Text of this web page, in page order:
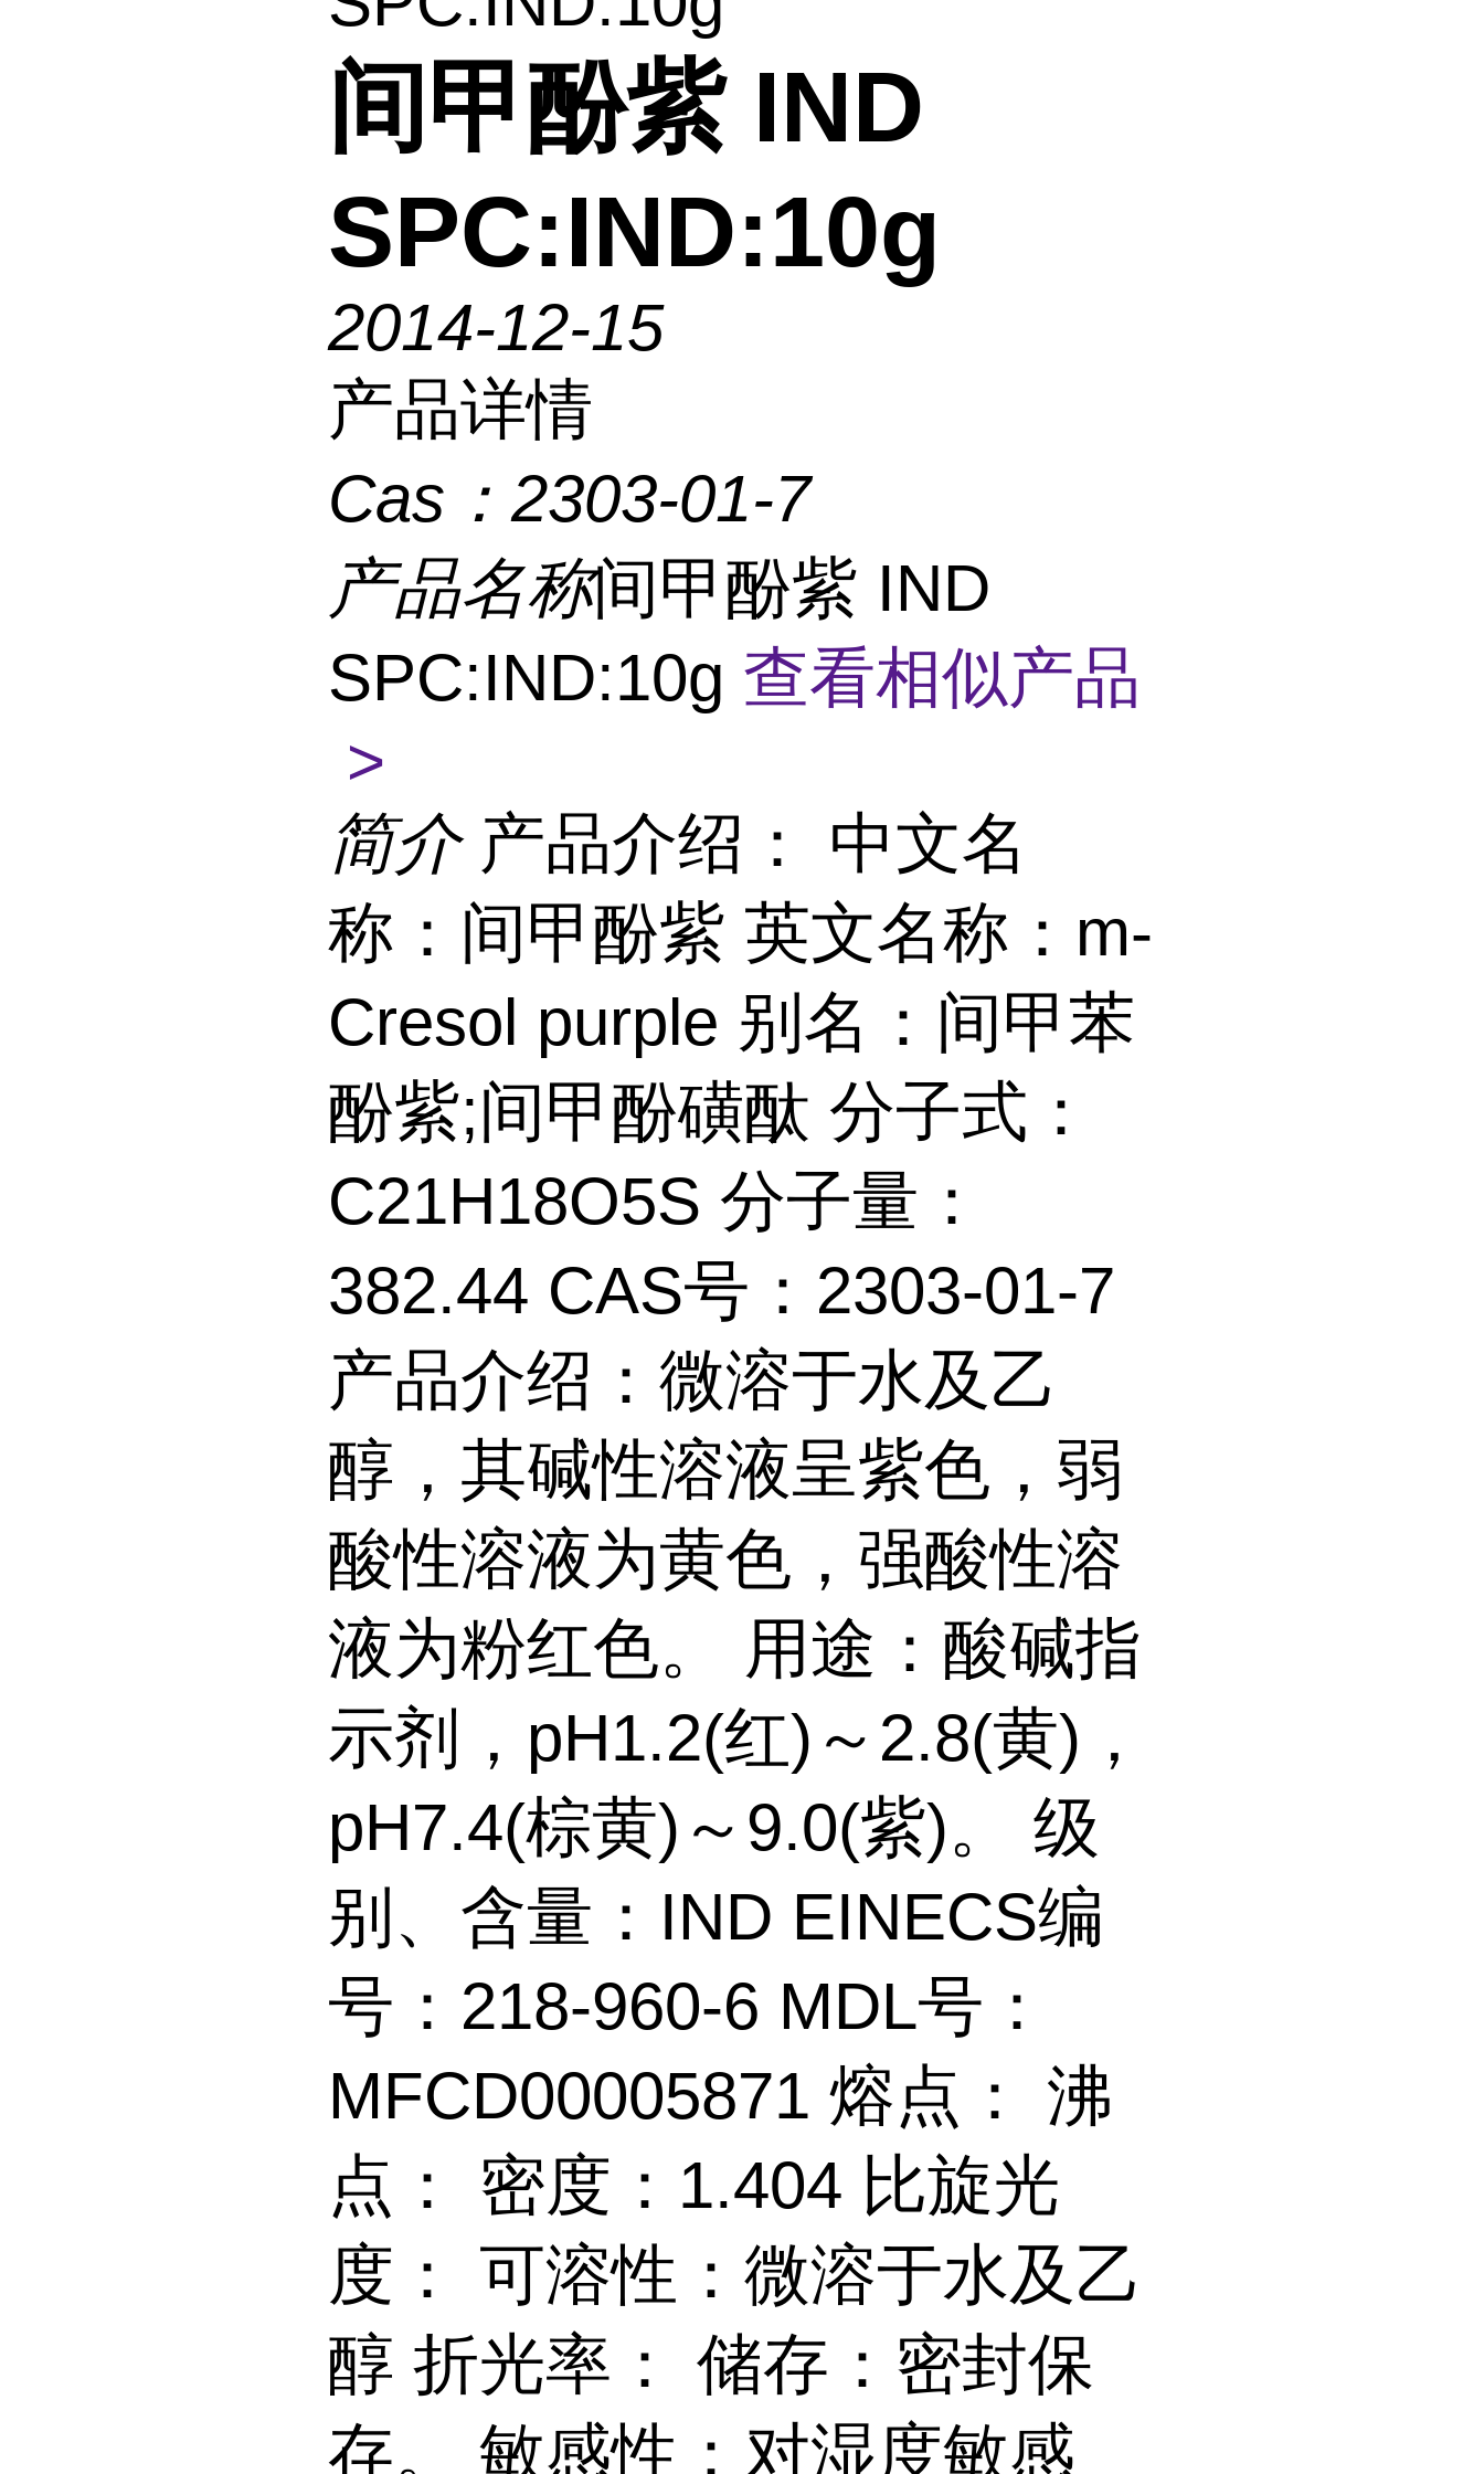
间甲酚紫 IND
SPC:IND:10g
2014-12-15
产品详情
Cas： 2303-01-7
产品名称间甲酚紫 IND
SPC:IND:10g 查看相似产品
>
简介 产品介绍： 中文名
称：间甲酚紫 英文名称：m-
Cresol purple 别名：间甲苯
酚紫;间甲酚磺酞 分子式：
C21H18O5S 分子量：
382.44 CAS号：2303-01-7
产品介绍：微溶于水及乙
醇，其碱性溶液呈紫色，弱
酸性溶液为黄色，强酸性溶
液为粉红色。 用途：酸碱指
示剂，pH1.2(红)～2.8(黄)，
pH7.4(棕黄)～9.0(紫)。 级
别、含量：IND EINECS编
号：218-960-6 MDL号：
MFCD00005871 熔点： 沸
点： 密度：1.404 比旋光
度： 可溶性：微溶于水及乙
醇 折光率： 储存：密封保
存。 敏感性：对湿度敏感